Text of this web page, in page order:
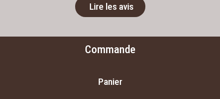
Lire les avis
Commande
Panier